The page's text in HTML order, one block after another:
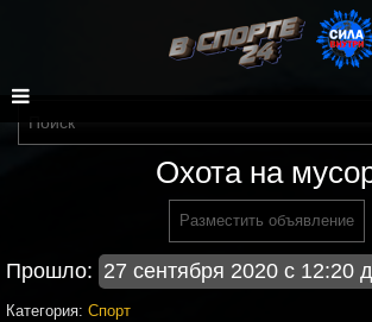
Охота на
Разместить объявление
Прошло: 27 сентября 2020 с 12:20
Категория: Спорт